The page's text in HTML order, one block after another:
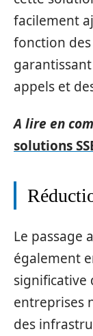
facilement
fonction
appels et
A lire en
solutions
Le passage
également
significative
entreprises
des